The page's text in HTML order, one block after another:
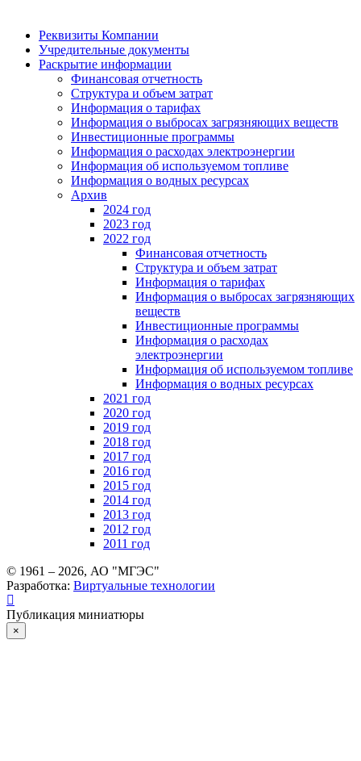
Реквизиты Компании
Учредительные документы
Раскрытие информации
Финансовая отчетность
Структура и объем затрат
Информация о тарифах
Информация о выбросах загрязняющих веществ
Инвестиционные программы
Информация о расходах электроэнергии
Информация об используемом топливе
Информация о водных ресурсах
Архив
2024 год
2023 год
2022 год
Финансовая отчетность
Структура и объем затрат
Информация о тарифах
Информация о выбросах загрязняющих
веществ
Инвестиционные программы
Информация о расходах
электроэнергии
Информация об используемом топливе
Информация о водных ресурсах
2021 год
2020 год
2019 год
2018 год
2017 год
2016 год
2015 год
2014 год
2013 год
2012 год
2011 год
© 1961 – 2026, АО "МГЭС"
Разработка: Виртуальные технологии
Публикация миниатюры
×